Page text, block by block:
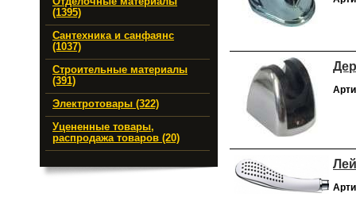
(1395)
Сантехника и санфаянс
(1037)
Строительные материалы
(391)
Электротовары (322)
Уцененные товары,
распродажа товаров (20)